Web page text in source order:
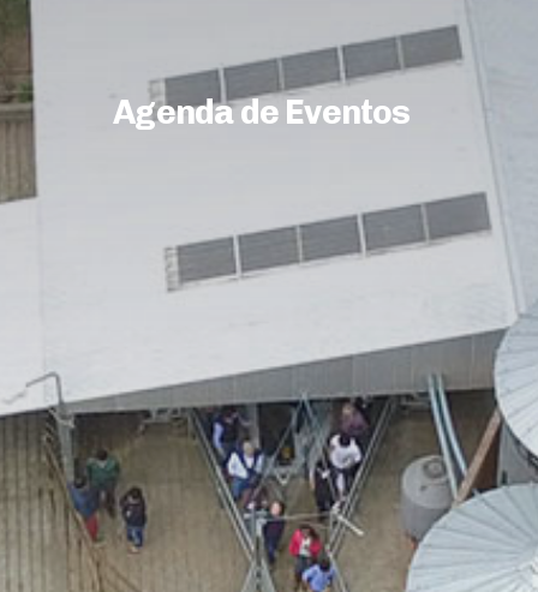
Agenda de Eventos